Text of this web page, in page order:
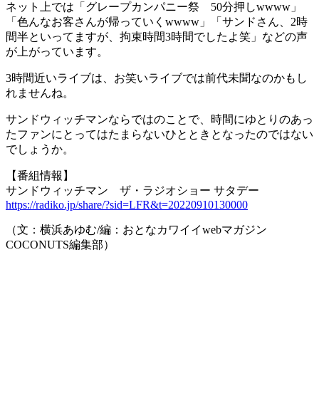
ネット上では「グレープカンパニー祭 50分押しwwww」
「色んなお客さんが帰っていくwwww」「サンドさん、2時
間半といってますが、拘束時間3時間でしたよ笑」などの声
が上がっています。
3時間近いライブは、お笑いライブでは前代未聞なのかもし
れませんね。
サンドウィッチマンならではのことで、時間にゆとりのあっ
たファンにとってはたまらないひとときとなったのではない
でしょうか。
【番組情報】
サンドウィッチマン ザ・ラジオショー サタデー
https://radiko.jp/share/?sid=LFR&t=20220910130000
（文：横浜あゆむ/編：おとなカワイイwebマガジン
COCONUTS編集部）